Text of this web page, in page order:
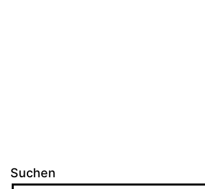
Suchen